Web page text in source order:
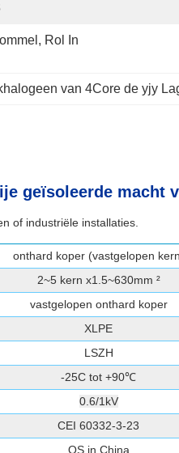
Rol In
van 4Core de yjy
geïsoleerde macht
of industriële installaties.
onthard koper (vastgelopen
2~5 kern x1.5~630mm ²
vastgelopen onthard koper
XLPE
LSZH
-25C tot +90℃
0.6/1kV
CEI 60332-3-23
QS in China